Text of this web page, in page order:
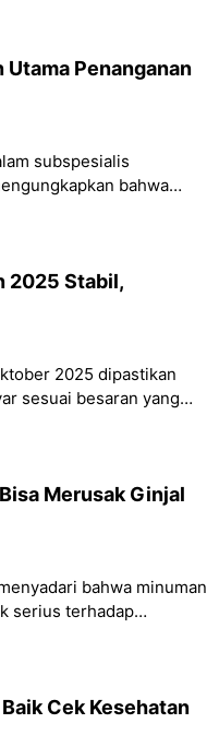
Utama Penanganan
subspesialis
bahwa
2025 Stabil,
2025 dipastikan
sesuai besaran yang
Merusak Ginjal
bahwa minuman
serius terhadap
Cek Kesehatan